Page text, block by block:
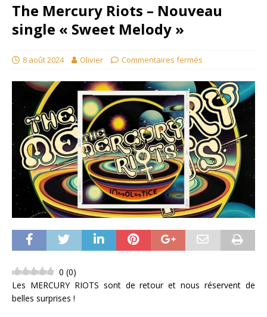
The Mercury Riots – Nouveau
single « Sweet Melody »
8 août 2024 Olivier Commentaires fermés
0 (0)
Les MERCURY RIOTS sont de retour et nous réservent de
belles surprises !